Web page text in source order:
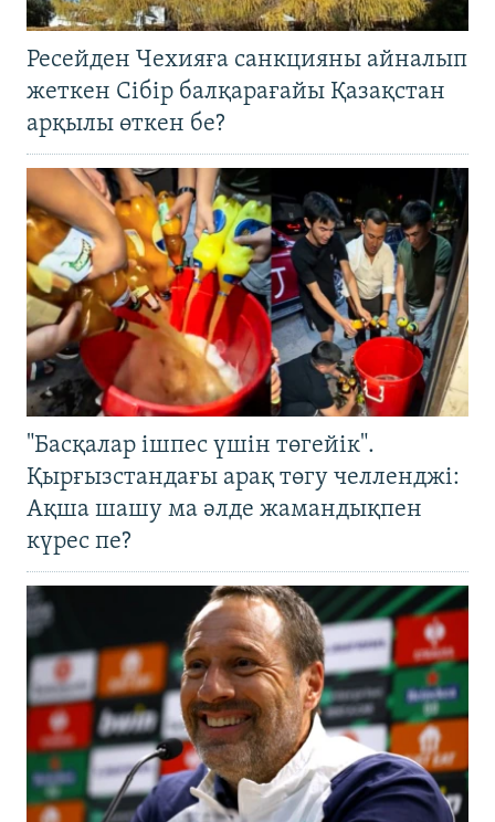
Ресейден Чехияға санкцияны айналып
жеткен Сібір балқарағайы Қазақстан
арқылы өткен бе?
"Басқалар ішпес үшін төгейік".
Қырғызстандағы арақ төгу челленджі:
Ақша шашу ма әлде жамандықпен
күрес пе?